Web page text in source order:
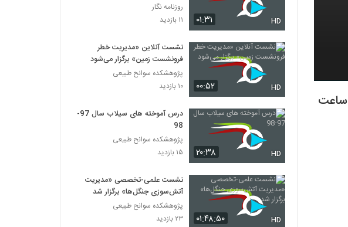
۰۱:۳۱ HD
روزنامه نگار
۱۱ بازدید
۰۰:۵۲ HD
نشست آنلاین «مدیریت خطر
فرونشست زمین» برگزار می‌شود
پژوهشکده سوانح طبیعی
۱۰ بازدید
۲۰:۳۸ HD
درس آموخته های سیلاب سال 97-
98
پژوهشکده سوانح طبیعی
۱۵ بازدید
۰۱:۴۸:۵۰ HD
نشست علمی-تخصصی «مدیریت
آتش‌سوزی جنگل‌ها» برگزار شد
پژوهشکده سوانح طبیعی
۲۳ بازدید